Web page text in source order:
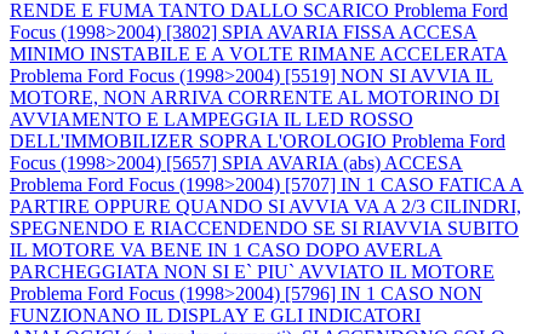
RENDE E FUMA TANTO DALLO SCARICO Problema Ford
Focus (1998>2004) [3802] SPIA AVARIA FISSA ACCESA
MINIMO INSTABILE E A VOLTE RIMANE ACCELERATA
Problema Ford Focus (1998>2004) [5519] NON SI AVVIA IL
MOTORE, NON ARRIVA CORRENTE AL MOTORINO DI
AVVIAMENTO E LAMPEGGIA IL LED ROSSO
DELL'IMMOBILIZER SOPRA L'OROLOGIO Problema Ford
Focus (1998>2004) [5657] SPIA AVARIA (abs) ACCESA
Problema Ford Focus (1998>2004) [5707] IN 1 CASO FATICA A
PARTIRE OPPURE QUANDO SI AVVIA VA A 2/3 CILINDRI,
SPEGNENDO E RIACCENDENDO SE SI RIAVVIA SUBITO
IL MOTORE VA BENE IN 1 CASO DOPO AVERLA
PARCHEGGIATA NON SI E` PIU` AVVIATO IL MOTORE
Problema Ford Focus (1998>2004) [5796] IN 1 CASO NON
FUNZIONANO IL DISPLAY E GLI INDICATORI